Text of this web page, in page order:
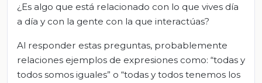
¿Es algo que está relacionado con lo que vives día
a día y con la gente con la que interactúas?
Al responder estas preguntas, probablemente
relaciones ejemplos de expresiones como: “todas y
todos somos iguales” o “todas y todos tenemos los